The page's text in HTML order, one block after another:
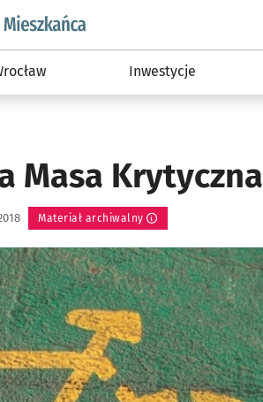
podserwis: Dla mieszkańca
Inwestycje
Masa Krytyczna
Materiał archiwalny